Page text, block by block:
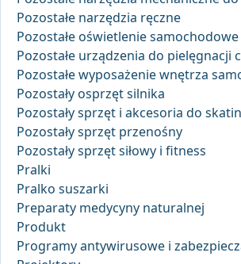
Pozostałe narzędzia ręczne
Pozostałe oświetlenie samochodowe
Pozostałe urządzenia do pielęgnacji
Pozostałe wyposażenie wnętrza
Pozostały osprzęt silnika
Pozostały sprzęt i akcesoria do
Pozostały sprzęt przenośny
Pozostały sprzęt siłowy i fitness
Pralki
Pralko suszarki
Preparaty medycyny naturalnej
Produkt
Programy antywirusowe i